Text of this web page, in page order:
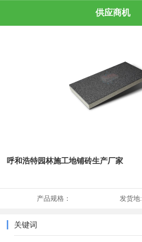
供应商机
呼和浩特园林施工地铺砖生产厂家
产品规格： 发货地:
关键词